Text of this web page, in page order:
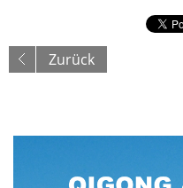
Zurück